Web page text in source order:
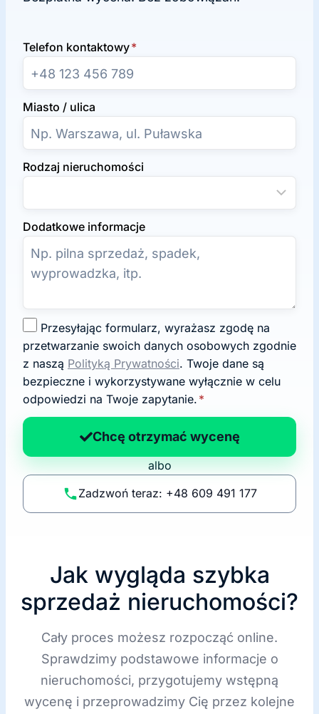
Telefon kontaktowy*
Miasto / ulica
Rodzaj nieruchomości
Dodatkowe informacje
g
o
d
a
n
p
li
t
przetwarzanie swoich danych osobowych zgodnie
z naszą Polityką Prywatności. Twoje dane są
bezpieczne i wykorzystywane wyłącznie w celu
odpowiedzi na Twoje zapytanie. *
Chcę otrzymać wycenę
albo
Zadzwoń teraz: +48 609 491 177
Jak wygląda szybka
sprzedaż nieruchomości?
Cały proces możesz rozpocząć online.
Sprawdzimy podstawowe informacje o
nieruchomości, przygotujemy wstępną
wycenę i przeprowadzimy Cię przez kolejne